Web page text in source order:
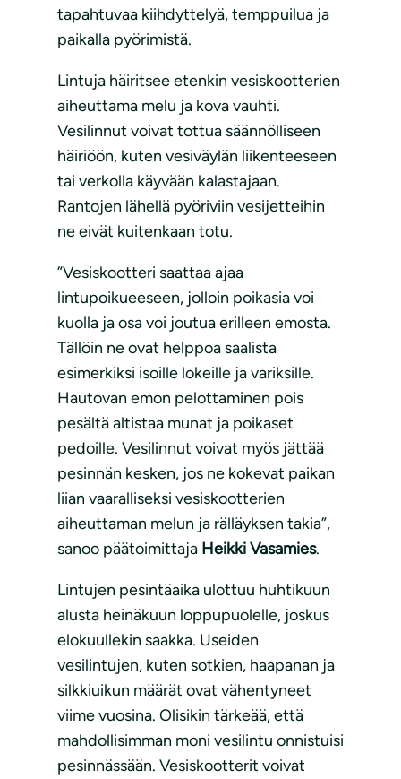
tapahtuvaa kiihdyttelyä, temppuilua ja
paikalla pyörimistä.
Lintuja häiritsee etenkin vesiskootterien
aiheuttama melu ja kova vauhti.
Vesilinnut voivat tottua säännölliseen
häiriöön, kuten vesiväylän liikenteeseen
tai verkolla käyvään kalastajaan.
Rantojen lähellä pyöriviin vesijetteihin
ne eivät kuitenkaan totu.
”Vesiskootteri saattaa ajaa
lintupoikueeseen, jolloin poikasia voi
kuolla ja osa voi joutua erilleen emosta.
Tällöin ne ovat helppoa saalista
esimerkiksi isoille lokeille ja variksille.
Hautovan emon pelottaminen pois
pesältä altistaa munat ja poikaset
pedoille. Vesilinnut voivat myös jättää
pesinnän kesken, jos ne kokevat paikan
liian vaaralliseksi vesiskootterien
aiheuttaman melun ja rälläyksen takia”,
sanoo päätoimittaja Heikki Vasamies.
Lintujen pesintäaika ulottuu huhtikuun
alusta heinäkuun loppupuolelle, joskus
elokuullekin saakka. Useiden
vesilintujen, kuten sotkien, haapanan ja
silkkiuikun määrät ovat vähentyneet
viime vuosina. Olisikin tärkeää, että
mahdollisimman moni vesilintu onnistuisi
pesinnässään. Vesiskootterit voivat